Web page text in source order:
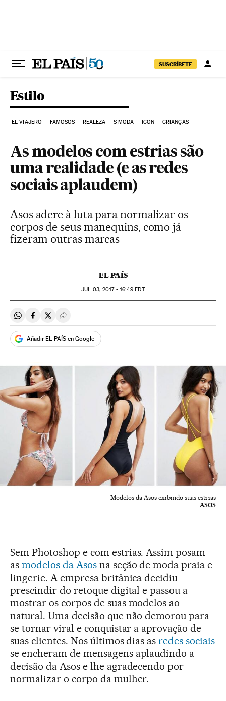
SUSCRÍBETE
Estilo
EL VIAJERO FAMOSOS REALEZA S MODA ICON CRIANÇAS
As modelos com estrias são
uma realidade (e as redes
sociais aplaudem)
Asos adere à luta para normalizar os
corpos de seus manequins, como já
fizeram outras marcas
EL PAÍS
JUL 03, 2017 - 16:49 EDT
Compartir en Whatsapp
Compartir en Facebook
Compartir en Twitter
Desplegar Redes Sociales
Añadir EL PAÍS en Google
Modelos da Asos exibindo suas estrias
ASOS
Sem Photoshop e com estrias. Assim posam
as modelos da Asosna seção de moda praia e
lingerie. A empresa britânica decidiu
prescindir do retoque digital e passou a
mostrar os corpos de suas modelos ao
natural. Uma decisão que não demorou para
se tornar viral e conquistar a aprovação de
suas clientes. Nos últimos dias asredes sociais
se encheram de mensagens aplaudindo a
decisão da Asos e lhe agradecendo por
normalizar o corpo da mulher.